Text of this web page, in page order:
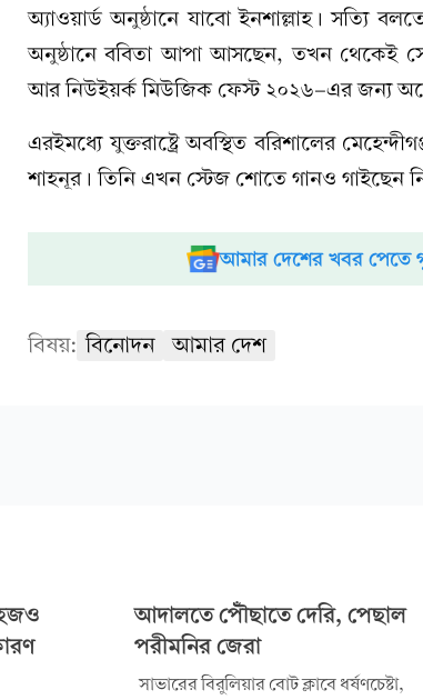
অ্যাওয়ার্ড অনুষ্ঠানে যাবো ইনশাল্লাহ। সত্যি
অনুষ্ঠানে ববিতা আপা আসছেন, তখন থেকেই
আর নিউইয়র্ক মিউজিক ফেস্ট ২০২৬-এর জন্য
এরইমধ্যে যুক্তরাষ্ট্রে অবস্থিত বরিশালের
শাহনূর। তিনি এখন স্টেজ শোতে গানও গাইছেন
আমার দেশের খবর পেতে
বিষয়: বিনোদন আমার দেশ
হজও
আদালতে পৌঁছাতে দেরি, পেছাল
পরীমনির জেরা
সাভারের বিরুলিয়ার বোট ক্লাবে ধর্ষণচেষ্টা,